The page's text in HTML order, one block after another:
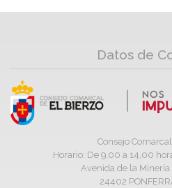
Datos de
Consejo
Horario: De 9,00 a 14,00
Avenida de la
24402